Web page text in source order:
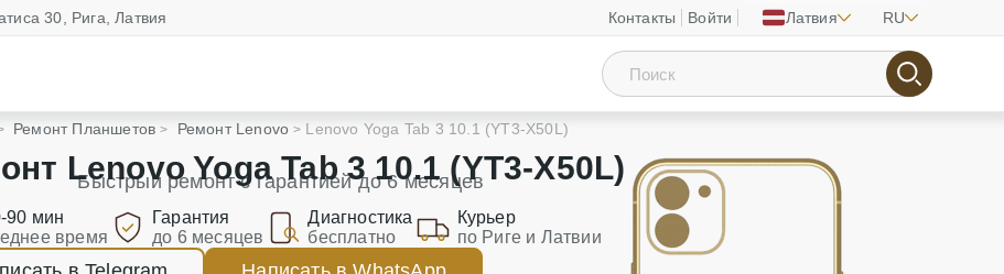
Контакты Войти Латвия RU
30, Рига, Латвия
Ремонт Планшетов Ремонт Lenovo Lenovo Yoga Tab 3 10.1 (YT3-X50L)
Lenovo Yoga Tab 3 10.1 (YT3-X50L)
Быстрый ремонт с гарантией до 6 месяцев
90 мин
время
Гарантия
до 6 месяцев
Диагностика
бесплатно
Курьер
по Риге и Латвии